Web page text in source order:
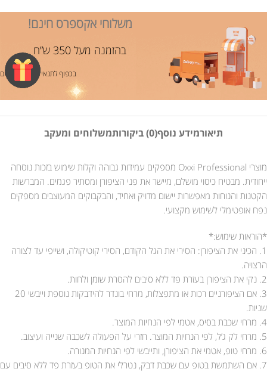
משלוחי אקספרס חינם!
בהזמנה מעל 350 ש”ח
בכפוף לתנאי משלוח ותשלום
תיאורמידע נוסף(0) ביקורות משלוחים ומעקב
מוצרי Oxxi Professional מספקים עמידות גבוהה וקלות שימוש בזכות נוסחה
ייחודית. מבטיח כיסוי מושלם, מיישר את פני הציפורן ומסתיר פגמים. המברשות
הקטנות והנוחות מאפשרות יישום מדויק ואחיד, והבקבוקים המעוצבים מספקים
נפח אופטימלי לשימוש מקצועי.
*הוראות שימוש:*
1. הכיני את הציפורן: הסירי את הגל הקודם, הסירי קוטיקולה, ושייפי עד לצורה
הרצויה.
2. נקי את הציפורן בעזרת פד ללא סיבים להסרת שומן ולחות.
3. אם הציפורניים רכות או מתפצלות, מרחי בונדר להידבקות נוספת וייבשי 20
שניות.
4. מרחי שכבת בסיס, אטמי לפי הנחיות המוצר.
5. מרחי לק ג’ל, לפי הנחיות המוצר. חזרי על הפעולה לשכבה שנייה ועיצוב.
6. מרחי טופ, אטמי את הציפורן, ותייבשי לפי הנחיות המנורה.
7. אם השתמשת בטופ עם שכבת דבק, נטרלי את הטופ בעזרת פד ללא סיבים עם